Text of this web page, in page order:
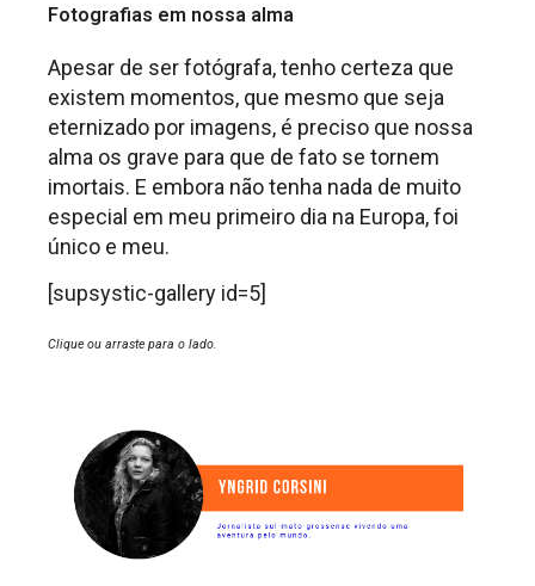
Fotografias em nossa alma
Apesar de ser fotógrafa, tenho certeza que
existem momentos, que mesmo que seja
eternizado por imagens, é preciso que nossa
alma os grave para que de fato se tornem
imortais. E embora não tenha nada de muito
especial em meu primeiro dia na Europa, foi
único e meu.
[supsystic-gallery id=5]
Clique ou arraste para o lado.